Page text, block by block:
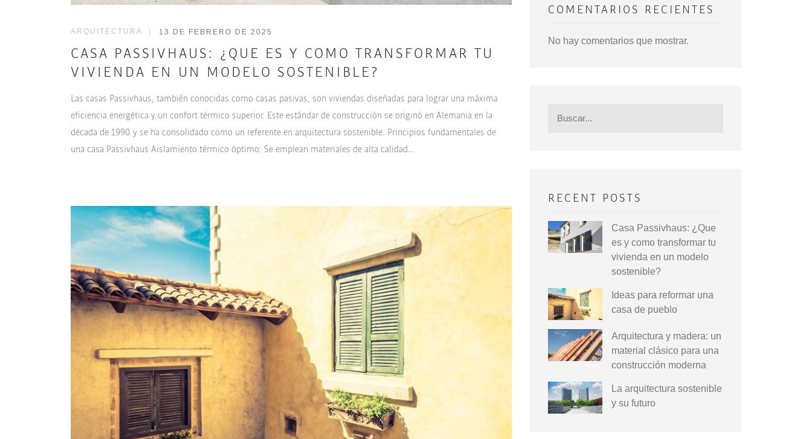
ARQUITECTURA | 13 DE FEBRERO DE 2025
CASA PASSIVHAUS: ¿QUE ES Y COMO TRANSFORMAR TU
VIVIENDA EN UN MODELO SOSTENIBLE?
Las casas Passivhaus, también conocidas como casas pasivas, son viviendas diseñadas para lograr una máxima
eficiencia energética y un confort térmico superior. Este estándar de construcción se originó en Alemania en la
década de 1990 y se ha consolidado como un referente en arquitectura sostenible. Principios fundamentales de
una casa Passivhaus Aislamiento térmico óptimo: Se emplean materiales de alta calidad…
COMENTARIOS RECIENTES
No hay comentarios que mostrar.
RECENT POSTS
Casa Passivhaus: ¿Que
es y como transformar tu
vivienda en un modelo
sostenible?
Ideas para reformar una
casa de pueblo
Arquitectura y madera: un
material clásico para una
construcción moderna
La arquitectura sostenible
y su futuro